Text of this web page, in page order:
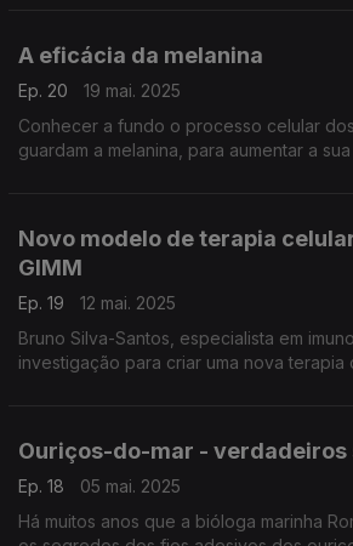
A eficácia da melanina
Ep. 20
19 mai. 2025
Conhecer a fundo o processo celular
guardam a melanina, para aumentar a
Novo modelo de terapia
GIMM
Ep. 19
12 mai. 2025
Bruno Silva-Santos, especialista em
investigação para criar uma nova terapia
Ouriços-do-mar - verdadeiros
Ep. 18
05 mai. 2025
Há muitos anos que a bióloga marinha